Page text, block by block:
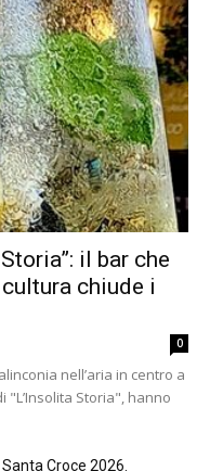
il bar che
chiude i
0
nell’aria in centro a
"L’Insolita Storia", hanno
Croce 2026.